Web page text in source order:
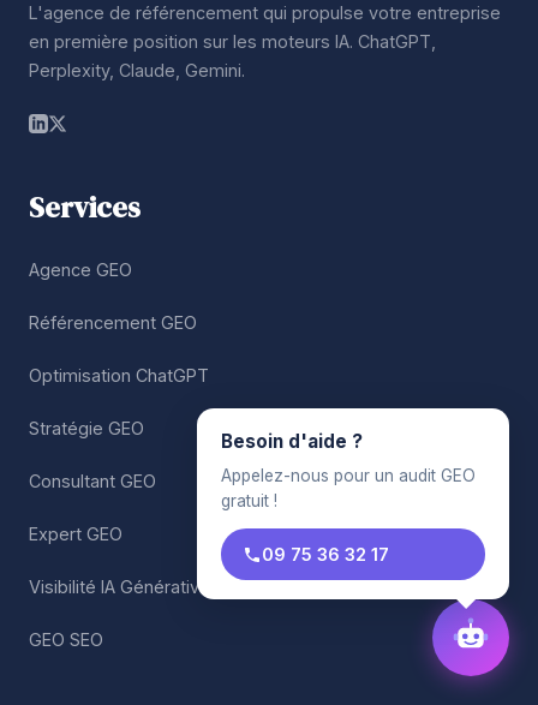
L'agence de référencement qui propulse votre entreprise
en première position sur les moteurs IA. ChatGPT,
Perplexity, Claude, Gemini.
Services
Agence GEO
Référencement GEO
Optimisation ChatGPT
Stratégie GEO
Consultant GEO
Expert GEO
Visibilité IA Générative
GEO SEO
Besoin d'aide ?
Appelez-nous pour un audit GEO
gratuit !
09 75 36 32 17